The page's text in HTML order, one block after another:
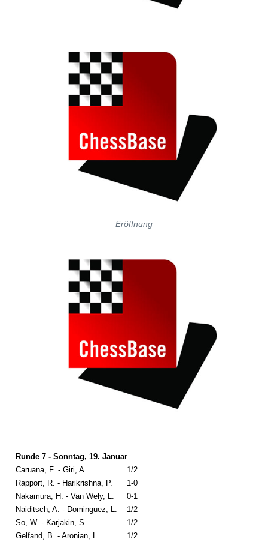
Eröffnung
Runde 7 - Sonntag, 19. Januar
Caruana, F. - Giri, A.
1/2
Rapport, R. - Harikrishna, P.
1-0
Nakamura, H. - Van Wely, L.
0-1
Naiditsch, A. - Dominguez, L.
1/2
So, W. - Karjakin, S.
1/2
Gelfand, B. - Aronian, L.
1/2